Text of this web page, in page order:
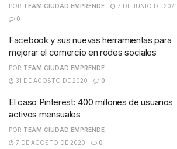
POR TEAM CIUDAD EMPRENDE
7 DE JUNIO DE 2021
0
Facebook y sus nuevas herramientas para
mejorar el comercio en redes sociales
POR TEAM CIUDAD EMPRENDE
31 DE AGOSTO DE 2020
0
El caso Pinterest: 400 millones de usuarios
activos mensuales
POR TEAM CIUDAD EMPRENDE
7 DE AGOSTO DE 2020
0